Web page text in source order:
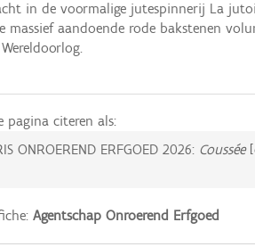
in de voormalige jutespinnerij La
massief aandoende rode bakstenen
pagina citeren als:
ONROEREND ERFGOED 2026: Coussée
Agentschap Onroerend Erfgoed